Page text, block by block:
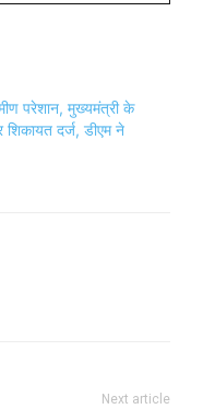
परेशान, मुख्यमंत्री के
शिकायत दर्ज, डीएम ने
Next article